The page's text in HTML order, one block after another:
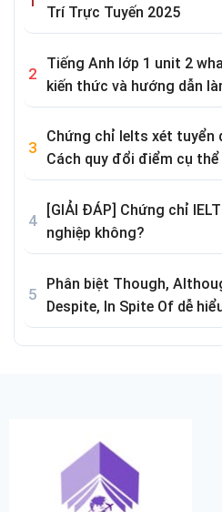
Trí Trực Tuyến 2025
Tiếng Anh lớp 1 unit 2
kiến thức và hướng dẫn
Chứng chỉ Ielts xét
Cách quy đổi điểm cụ thể
[GIẢI ĐÁP] Chứng chỉ
nghiệp không?
Phân biệt Though,
Despite, In Spite Of dễ